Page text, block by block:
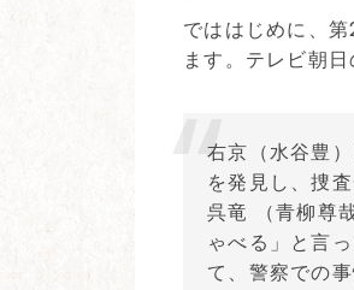
でははじめに、
ます。テレビ朝
右京（水谷豊
を発見し、捜
呉竜 （青柳尊
ゃべる」と言
て、警察での